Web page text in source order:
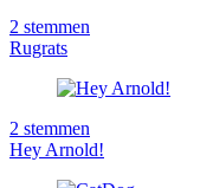
2 stemmen
Rugrats
2 stemmen
Hey Arnold!